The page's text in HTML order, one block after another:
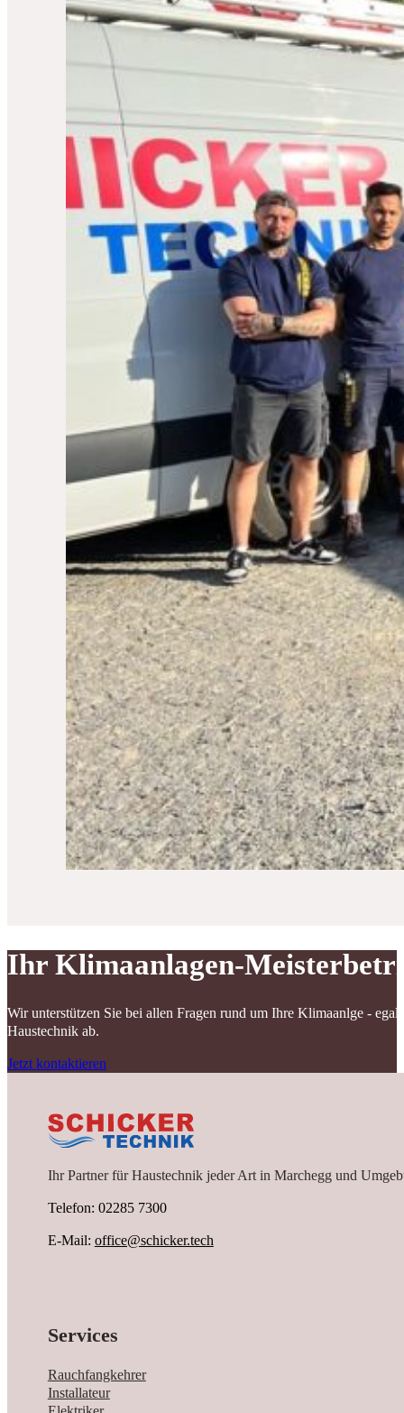
Ihr Klimaanlagen-
Wir unterstützen Sie bei allen Fragen rund um Ihre Klimaanlge -
Haustechnik ab.
Jetzt kontaktieren
Ihr Partner für Haustechnik jeder Art in Marchegg und
Telefon: 02285 7300
E-Mail: office@schicker.tech
Services
Rauchfangkehrer
Installateur